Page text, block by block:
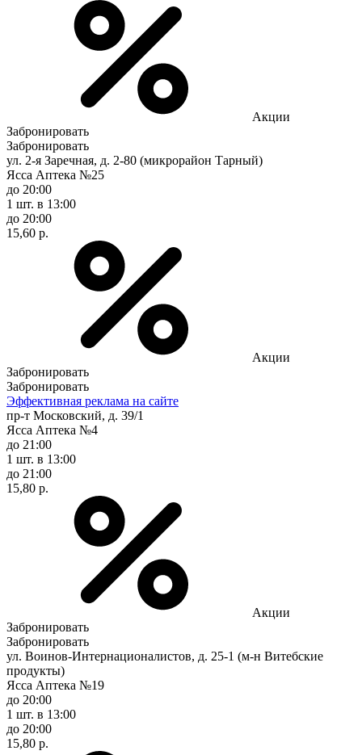
Акции
Забронировать
Забронировать
ул. 2-я Заречная, д. 2-80 (микрорайон Тарный)
Ясса Аптека №25
до 20:00
1 шт. в 13:00
до 20:00
15,60 р.
Акции
Забронировать
Забронировать
Эффективная реклама на сайте
пр-т Московский, д. 39/1
Ясса Аптека №4
до 21:00
1 шт. в 13:00
до 21:00
15,80 р.
Акции
Забронировать
Забронировать
ул. Воинов-Интернационалистов, д. 25-1 (м-н Витебские
продукты)
Ясса Аптека №19
до 20:00
1 шт. в 13:00
до 20:00
15,80 р.